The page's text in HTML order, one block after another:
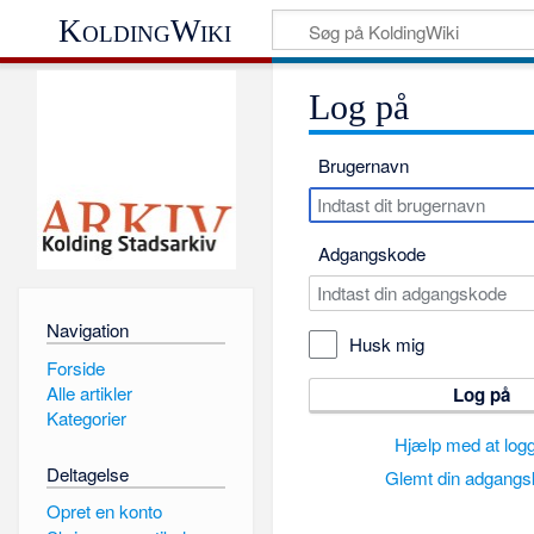
KoldingWiki
Log på
Brugernavn
Adgangskode
Husk mig
Log på
Hjælp med at
Glemt din
Navigation
Forside
Alle artikler
Kategorier
Deltagelse
Opret en konto